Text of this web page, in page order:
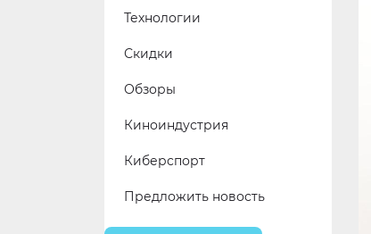
Технологии
Скидки
Обзоры
Киноиндустрия
Киберспорт
Предложить новость